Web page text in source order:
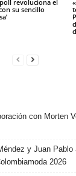
revoluciona el
su sencillo
con Morten
y Juan Pablo
2026